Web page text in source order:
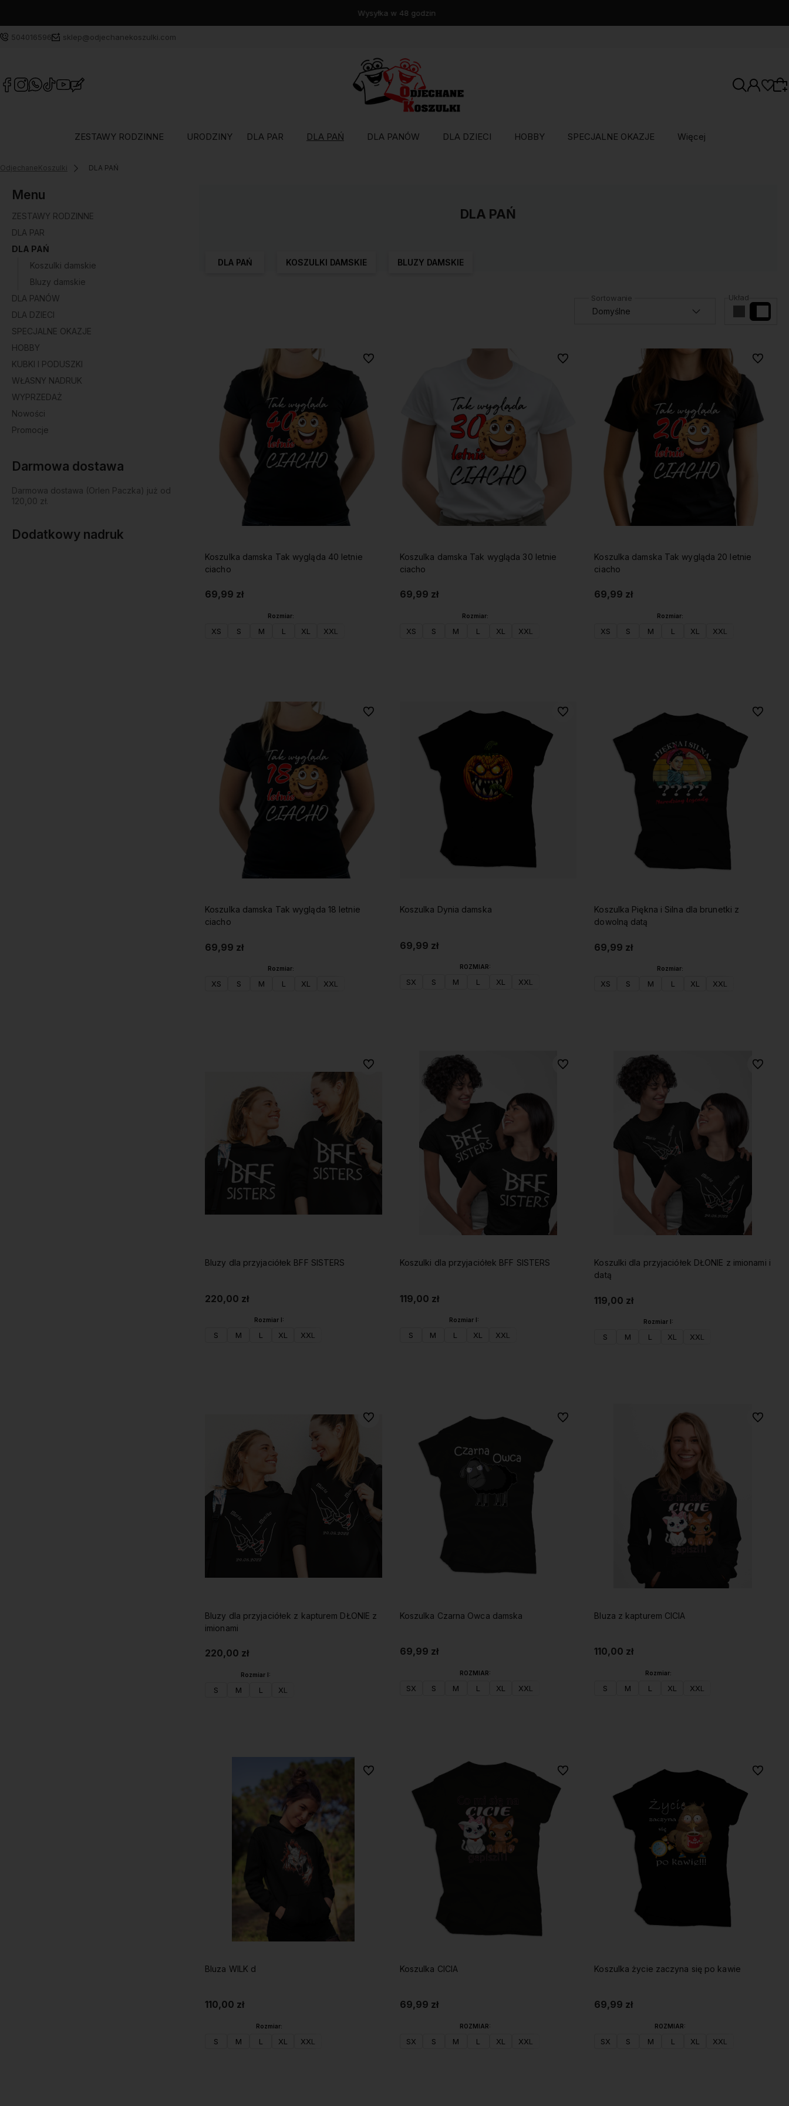
Wysyłka w 48 godzin
504016596 sklep@odjechanekoszulki.com
ZESTAWY RODZINNE URODZINY DLA PAR DLA PAŃ DLA PANÓW DLA DZIECI HOBBY SPECJALNE OKAZJE Więcej
OdjechaneKoszulki DLA PAŃ
Menu
ZESTAWY RODZINNE
DLA PAR
DLA PAŃ
Koszulki damskie
Bluzy damskie
DLA PANÓW
DLA DZIECI
SPECJALNE OKAZJE
HOBBY
KUBKI I PODUSZKI
WŁASNY NADRUK
WYPRZEDAŻ
Nowości
Promocje
Darmowa dostawa
Darmowa dostawa (Orlen Paczka) już od
120,00 zł.
Dodatkowy nadruk
DLA PAŃ
DLA PAŃ KOSZULKI DAMSKIE BLUZY DAMSKIE
Układ
Koszulka damska Tak wygląda 40 letnie
ciacho
69,99 zł
Rozmiar:
XS S M L XL XXL
Do ulubionych
Koszulka damska Tak wygląda 30 letnie
ciacho
69,99 zł
Rozmiar:
XS S M L XL XXL
Do ulubionych
Koszulka damska Tak wygląda 20 letnie
ciacho
69,99 zł
Rozmiar:
XS S M L XL XXL
Do
Koszulka damska Tak wygląda 18 letnie
ciacho
69,99 zł
Rozmiar:
XS S M L XL XXL
Do ulubionych
Koszulka Dynia damska
69,99 zł
ROZMIAR:
SX S M L XL XXL
Do ulubionych
Koszulka Piękna i Silna dla brunetki z
dowolną datą
69,99 zł
Rozmiar:
XS S M L XL XXL
Do
Bluzy dla przyjaciółek BFF SISTERS
220,00 zł
Rozmiar I:
S M L XL XXL
Do ulubionych
Koszulki dla przyjaciółek BFF SISTERS
119,00 zł
Rozmiar I:
S M L XL XXL
Do ulubionych
Koszulki dla przyjaciółek DŁONIE z imionami i
datą
119,00 zł
Rozmiar I:
S M L XL XXL
Do
Bluzy dla przyjaciółek z kapturem DŁONIE z
imionami
220,00 zł
Rozmiar I:
S M L XL
Do ulubionych
Koszulka Czarna Owca damska
69,99 zł
ROZMIAR:
SX S M L XL XXL
Do ulubionych
Bluza z kapturem CICIA
110,00 zł
Rozmiar:
S M L XL XXL
Do
Bluza WILK d
110,00 zł
Rozmiar:
S M L XL XXL
Do ulubionych
Koszulka CICIA
69,99 zł
ROZMIAR:
SX S M L XL XXL
Do ulubionych
Koszulka życie zaczyna się po kawie
69,99 zł
ROZMIAR:
SX S M L XL XXL
Do